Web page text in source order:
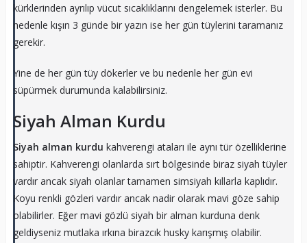
kürklerinden ayrılıp vücut sıcaklıklarını dengelemek isterler. Bu
nedenle kışın 3 günde bir yazın ise her gün tüylerini taramanız
gerekir.
Yine de her gün tüy dökerler ve bu nedenle her gün evi
süpürmek durumunda kalabilirsiniz.
Siyah Alman Kurdu
Siyah alman kurdu kahverengi ataları ile aynı tür özelliklerine
sahiptir. Kahverengi olanlarda sırt bölgesinde biraz siyah tüyler
vardır ancak siyah olanlar tamamen simsiyah kıllarla kaplıdır.
Koyu renkli gözleri vardır ancak nadir olarak mavi göze sahip
olabilirler. Eğer mavi gözlü siyah bir alman kurduna denk
geldiyseniz mutlaka ırkına birazcık husky karışmış olabilir.